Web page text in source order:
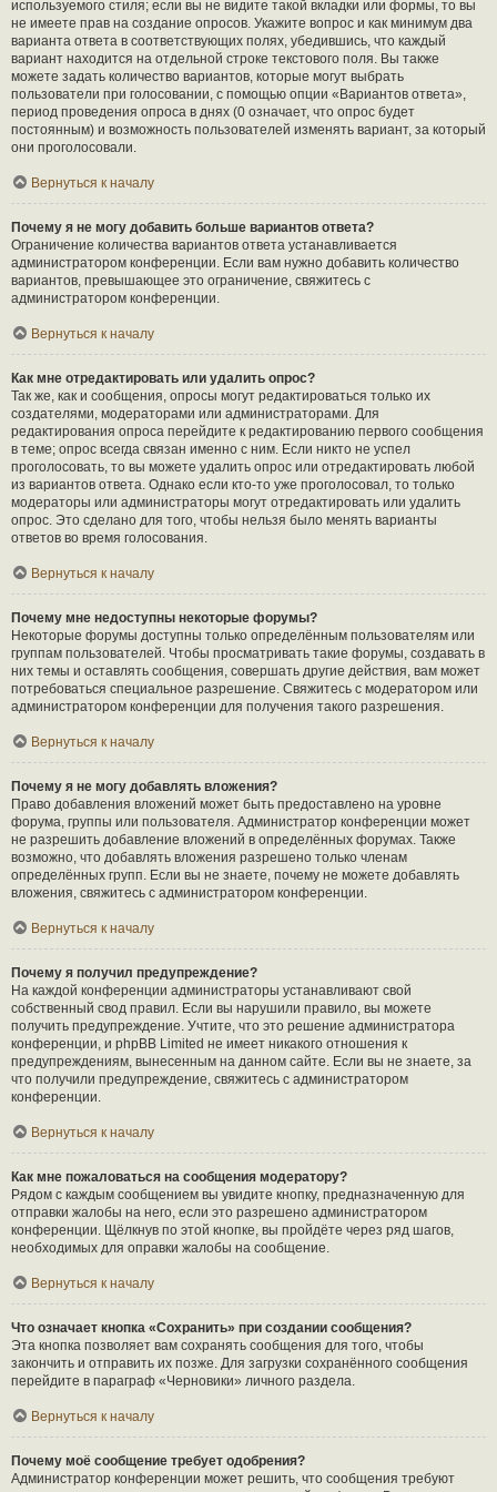
используемого стиля; если вы не видите такой вкладки или формы, то вы
не имеете прав на создание опросов. Укажите вопрос и как минимум два
варианта ответа в соответствующих полях, убедившись, что каждый
вариант находится на отдельной строке текстового поля. Вы также
можете задать количество вариантов, которые могут выбрать
пользователи при голосовании, с помощью опции «Вариантов ответа»,
период проведения опроса в днях (0 означает, что опрос будет
постоянным) и возможность пользователей изменять вариант, за который
они проголосовали.
Вернуться к началу
Почему я не могу добавить больше вариантов ответа?
Ограничение количества вариантов ответа устанавливается
администратором конференции. Если вам нужно добавить количество
вариантов, превышающее это ограничение, свяжитесь с
администратором конференции.
Вернуться к началу
Как мне отредактировать или удалить опрос?
Так же, как и сообщения, опросы могут редактироваться только их
создателями, модераторами или администраторами. Для
редактирования опроса перейдите к редактированию первого сообщения
в теме; опрос всегда связан именно с ним. Если никто не успел
проголосовать, то вы можете удалить опрос или отредактировать любой
из вариантов ответа. Однако если кто-то уже проголосовал, то только
модераторы или администраторы могут отредактировать или удалить
опрос. Это сделано для того, чтобы нельзя было менять варианты
ответов во время голосования.
Вернуться к началу
Почему мне недоступны некоторые форумы?
Некоторые форумы доступны только определённым пользователям или
группам пользователей. Чтобы просматривать такие форумы, создавать в
них темы и оставлять сообщения, совершать другие действия, вам может
потребоваться специальное разрешение. Свяжитесь с модератором или
администратором конференции для получения такого разрешения.
Вернуться к началу
Почему я не могу добавлять вложения?
Право добавления вложений может быть предоставлено на уровне
форума, группы или пользователя. Администратор конференции может
не разрешить добавление вложений в определённых форумах. Также
возможно, что добавлять вложения разрешено только членам
определённых групп. Если вы не знаете, почему не можете добавлять
вложения, свяжитесь с администратором конференции.
Вернуться к началу
Почему я получил предупреждение?
На каждой конференции администраторы устанавливают свой
собственный свод правил. Если вы нарушили правило, вы можете
получить предупреждение. Учтите, что это решение администратора
конференции, и phpBB Limited не имеет никакого отношения к
предупреждениям, вынесенным на данном сайте. Если вы не знаете, за
что получили предупреждение, свяжитесь с администратором
конференции.
Вернуться к началу
Как мне пожаловаться на сообщения модератору?
Рядом с каждым сообщением вы увидите кнопку, предназначенную для
отправки жалобы на него, если это разрешено администратором
конференции. Щёлкнув по этой кнопке, вы пройдёте через ряд шагов,
необходимых для оправки жалобы на сообщение.
Вернуться к началу
Что означает кнопка «Сохранить» при создании сообщения?
Эта кнопка позволяет вам сохранять сообщения для того, чтобы
закончить и отправить их позже. Для загрузки сохранённого сообщения
перейдите в параграф «Черновики» личного раздела.
Вернуться к началу
Почему моё сообщение требует одобрения?
Администратор конференции может решить, что сообщения требуют